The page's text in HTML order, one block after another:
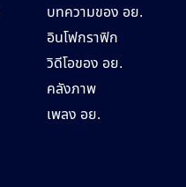
บทความของ อย.
อินโฟกราฟิก
วิดีโอของ อย.
คลังภาพ
เพลง อย.